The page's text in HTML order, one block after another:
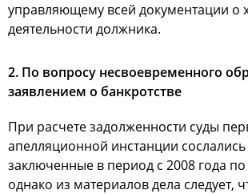
управляющему всей документации о
деятельности должника.
2. По вопросу несвоевременного
заявлением о банкротстве
При расчете задолженности суды
апелляционной инстанции
заключенные в период с 2008 года по
однако из материалов дела следует,